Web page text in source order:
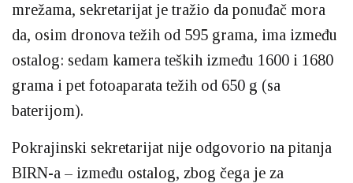
mrežama, sekretarijat je tražio da ponuđač mora
da, osim dronova težih od 595 grama, ima između
ostalog: sedam kamera teških između 1600 i 1680
grama i pet fotoaparata težih od 650 g (sa
baterijom).
Pokrajinski sekretarijat nije odgovorio na pitanja
BIRN-a – između ostalog, zbog čega je za